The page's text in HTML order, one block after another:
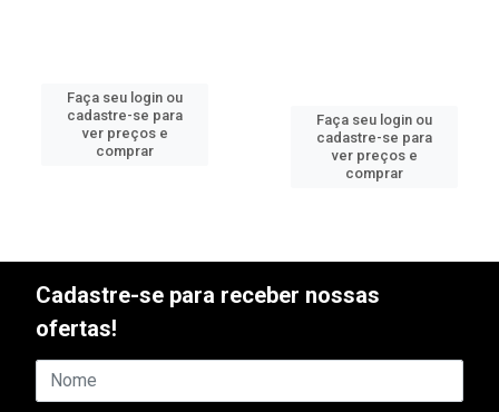
Faça seu login ou
cadastre-se para
ver preços e
comprar
Faça seu login ou
cadastre-se para
ver preços e
comprar
Cadastre-se para receber nossas
ofertas!